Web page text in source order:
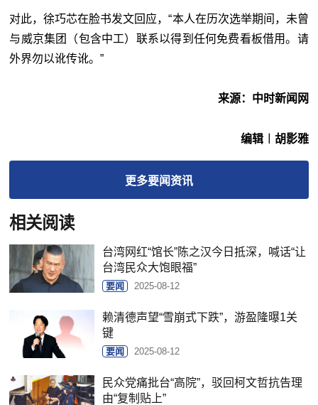
对此，徐巧芯在脸书发文回应，“本人在历次选举期间，未曾
与威京集团（包含中工）联系以得到任何免费看板借用。请
外界勿以讹传讹。”
来源：中时新闻网
编辑︱胡影雅
更多要闻资讯
相关阅读
台湾网红“馆长”陈之汉今日抵深，喊话“让
台湾民众大饱眼福”
要闻 2025-08-12
赖清德声望“雪崩式下跌”，游盈隆曝1关
键
要闻 2025-08-12
民众党痛批台“高院”，驳回柯文哲抗告理
由“复制贴上”